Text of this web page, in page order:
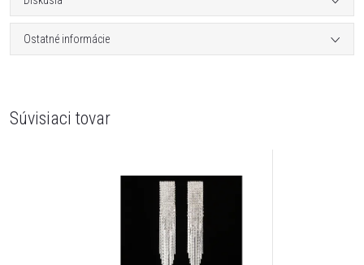
Ostatné informácie
Súvisiaci tovar